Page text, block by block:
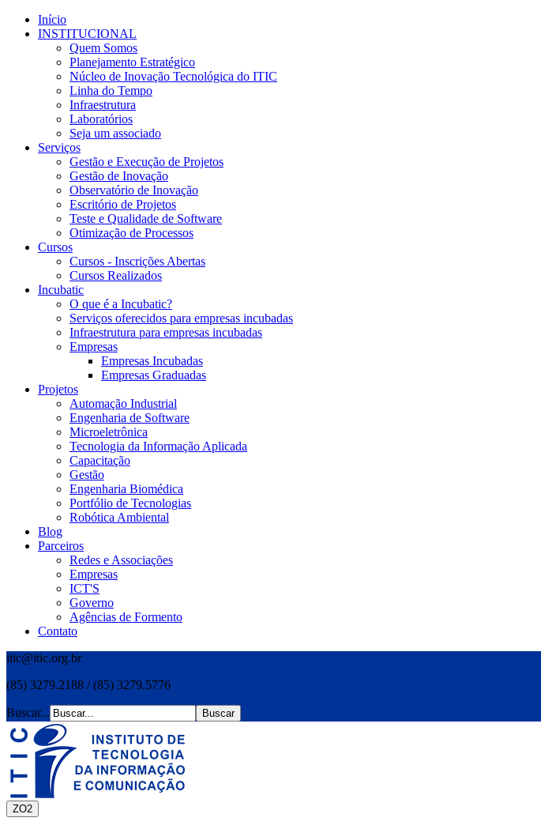
Início
INSTITUCIONAL
Quem Somos
Planejamento Estratégico
Núcleo de Inovação Tecnológica do ITIC
Linha do Tempo
Infraestrutura
Laboratórios
Seja um associado
Serviços
Gestão e Execução de Projetos
Gestão de Inovação
Observatório de Inovação
Escritório de Projetos
Teste e Qualidade de Software
Otimização de Processos
Cursos
Cursos - Inscrições Abertas
Cursos Realizados
Incubatic
O que é a Incubatic?
Serviços oferecidos para empresas incubadas
Infraestrutura para empresas incubadas
Empresas
Empresas Incubadas
Empresas Graduadas
Projetos
Automação Industrial
Engenharia de Software
Microeletrônica
Tecnologia da Informação Aplicada
Capacitação
Gestão
Engenharia Biomédica
Portfólio de Tecnologias
Robótica Ambiental
Blog
Parceiros
Redes e Associações
Empresas
ICT'S
Governo
Agências de Formento
Contato
itic@itic.org.br
(85) 3279.2188 / (85) 3279.5776
Buscar...
ZO2